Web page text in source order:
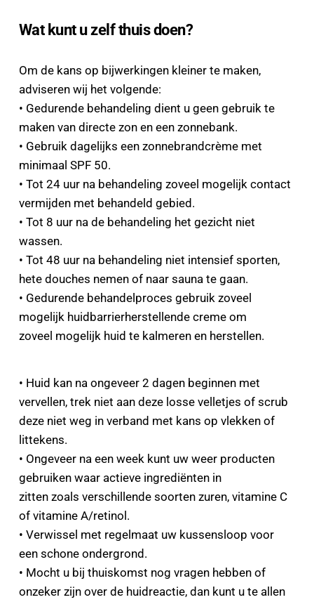
Wat kunt u zelf thuis doen?
Om de kans op bijwerkingen kleiner te maken,
adviseren wij het volgende:
• Gedurende behandeling dient u geen gebruik te
maken van directe zon en een zonnebank.
• Gebruik dagelijks een zonnebrandcrème met
minimaal SPF 50.
• Tot 24 uur na behandeling zoveel mogelijk contact
vermijden met behandeld gebied.
• Tot 8 uur na de behandeling het gezicht niet
wassen.
• Tot 48 uur na behandeling niet intensief sporten,
hete douches nemen of naar sauna te gaan.
• Gedurende behandelproces gebruik zoveel
mogelijk huidbarrierherstellende creme om
zoveel mogelijk huid te kalmeren en herstellen.
• Huid kan na ongeveer 2 dagen beginnen met
vervellen, trek niet aan deze losse velletjes of scrub
deze niet weg in verband met kans op vlekken of
littekens.
• Ongeveer na een week kunt uw weer producten
gebruiken waar actieve ingrediënten in
zitten zoals verschillende soorten zuren, vitamine C
of vitamine A/retinol.
• Verwissel met regelmaat uw kussensloop voor
een schone ondergrond.
• Mocht u bij thuiskomst nog vragen hebben of
onzeker zijn over de huidreactie, dan kunt u te allen